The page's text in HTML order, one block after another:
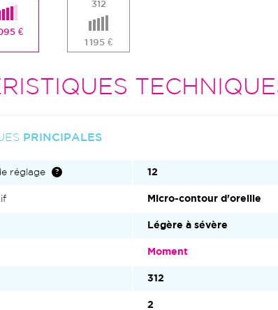
€
312
1 195 €
PRINCIPALES
réglage 12
Micro-contour d'oreille
Légère à sévère
Moment
312
2